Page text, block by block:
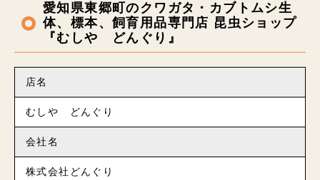
愛知県東郷町のクワガタ・カブトムシ生
体、標本、飼育用品専門店 昆虫ショップ
『むしや どんぐり』
店名
むしや どんぐり
会社名
株式会社どんぐり